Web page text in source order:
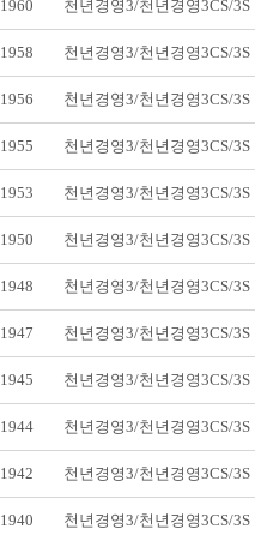
1960 천년경영3/천년경영3CS/
1958 천년경영3/천년경영3CS/
1956 천년경영3/천년경영3CS/
1955 천년경영3/천년경영3CS/
1953 천년경영3/천년경영3CS/
1950 천년경영3/천년경영3CS/
1948 천년경영3/천년경영3CS/
1947 천년경영3/천년경영3CS/
1945 천년경영3/천년경영3CS/
1944 천년경영3/천년경영3CS/
1942 천년경영3/천년경영3CS/
1940 천년경영3/천년경영3CS/